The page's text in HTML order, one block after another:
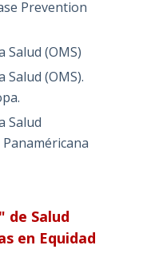
Prevention
Salud (OMS)
(OMS).
Salud
de Salud
en Equidad